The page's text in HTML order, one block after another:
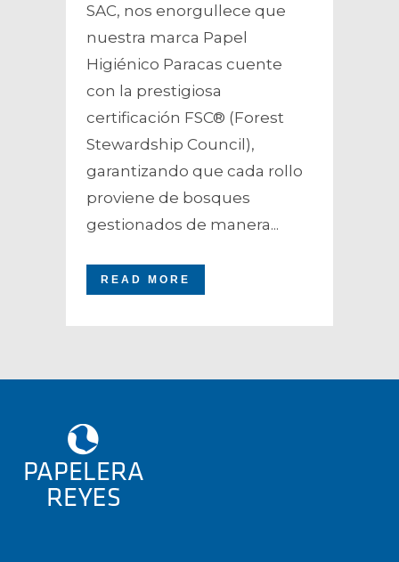
SAC, nos enorgullece que
nuestra marca Papel
Higiénico Paracas cuente
con la prestigiosa
certificación FSC® (Forest
Stewardship Council),
garantizando que cada rollo
proviene de bosques
gestionados de manera...
READ MORE